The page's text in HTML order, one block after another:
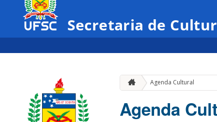
Secretaria de
Agenda Cultural
Agenda